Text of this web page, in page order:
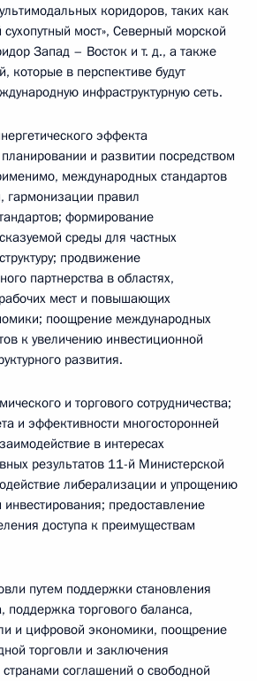
коридоров, таких как
мост», Северный морской
Запад – Восток и т. д., а также
которые в перспективе будут
инфраструктурную сеть.
эффекта
и развитии посредством
международных стандартов
гармонизации правил
формирование
среды для частных
продвижение
партнерства в областях,
мест и повышающих
поощрение международных
к увеличению инвестиционной
развития.
и торгового сотрудничества;
и эффективности многосторонней
в интересах
результатов 11-й Министерской
либерализации и упрощению
инвестирования; предоставление
доступа к преимуществам
путем поддержки становления
поддержка торгового баланса,
и цифровой экономики, поощрение
торговли и заключения
соглашений о свободной